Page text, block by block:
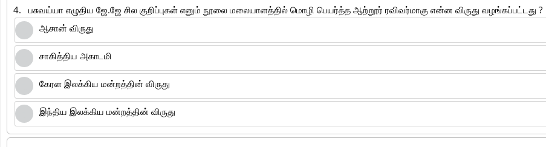
4.
பசுவய்யா எழுதிய ஜே.ஜே சில குறிப்புகள் எனும் நூலை மலையாளத்தில் மொழி பெயர்த்த ஆற்றூர் ரவிவர்மாகு என்ன விருது வழங்கப்பட்டது ?
ஆசான் விருது
சாகித்திய அகாடமி
கேரள இலக்கிய மன்றத்தின் விருது
இந்திய இலக்கிய மன்றத்தின் விருது